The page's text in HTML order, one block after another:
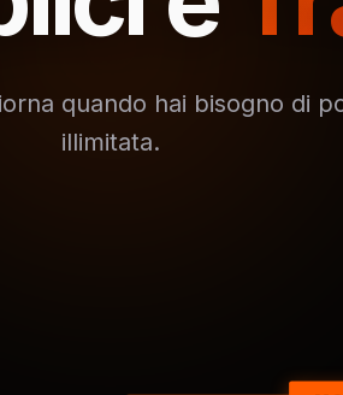
quando hai bisogno di
illimitata.